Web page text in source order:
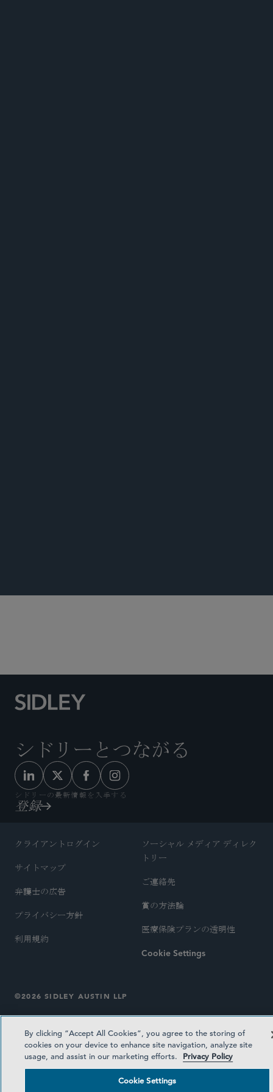
シドリーとつながる
シドリーの最新情報を入手する
登録
クライアントログイン
サイトマップ
弁護士の広告
プライバシー方針
利用規約
ソーシャル メディア ディレク
トリー
ご連絡先
賞の方法論
医療保険プランの透明性
Cookie Settings
©2026 SIDLEY AUSTIN LLP
By clicking “Accept All Cookies”, you agree to the storing of
cookies on your device to enhance site navigation, analyze site
usage, and assist in our marketing efforts.
Privacy Policy
Cookie Settings